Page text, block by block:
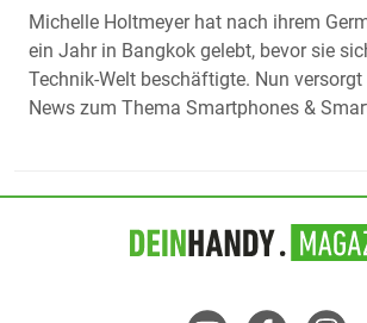
Michelle Holtmeyer hat nach ihrem
ein Jahr in Bangkok gelebt, bevor sie
Technik-Welt beschäftigte. Nun
News zum Thema Smartphones &